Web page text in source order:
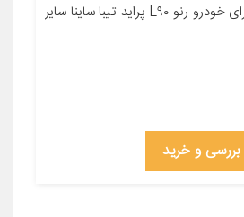
جنس پارچه مناسب برای خودرو رنو L۹۰ پراید تیبا ساینا سایر
بررسی و خرید